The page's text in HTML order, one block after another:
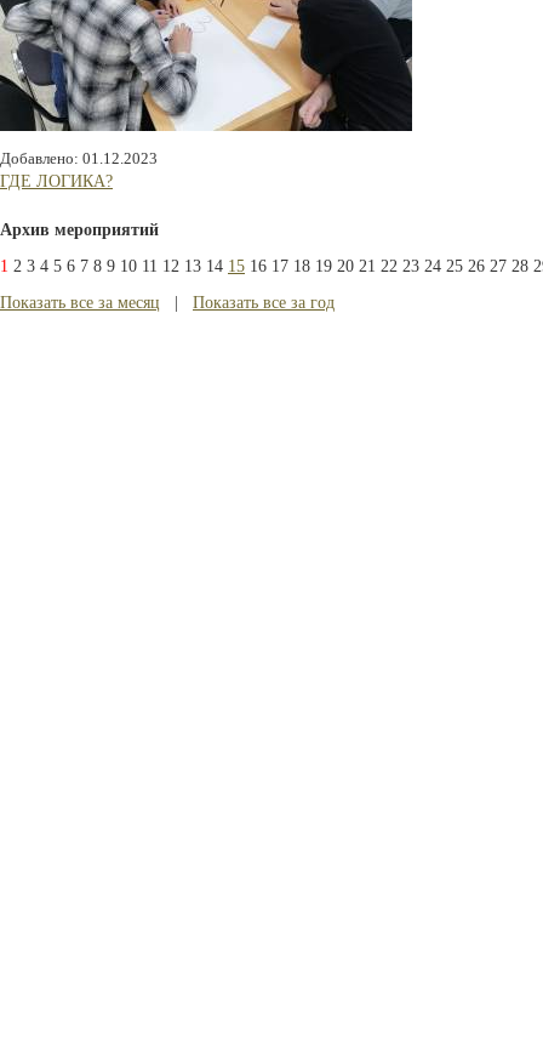
Добавлено: 01.12.2023
ГДЕ ЛОГИКА?
Архив мероприятий
1 2 3 4 5 6 7 8 9 10 11 12 13 14 15 16 17 18 19 20 21 22 23 24 25 26 27 28
Показать все за месяц
Показать все за год